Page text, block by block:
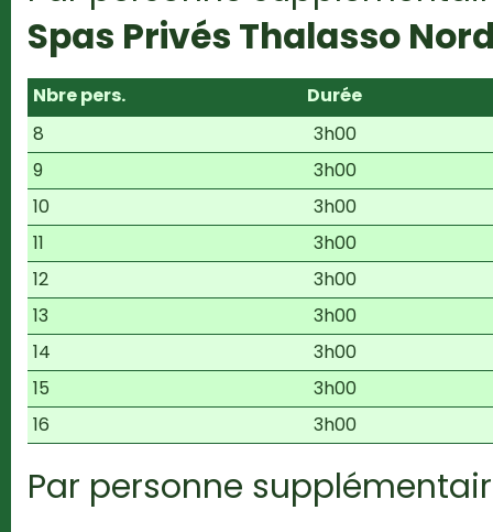
Spas Privés Thalasso
Nbre pers.
Durée
8
3h00
9
3h00
10
3h00
11
3h00
12
3h00
13
3h00
14
3h00
15
3h00
16
3h00
Par personne